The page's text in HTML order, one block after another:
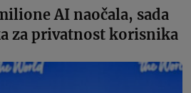
AI naočala, sada
za privatnost korisnika